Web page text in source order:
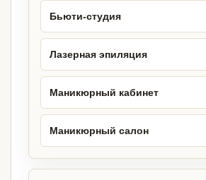
Бьюти-студия
Лазерная эпиляция
Маникюрный кабинет
Маникюрный салон